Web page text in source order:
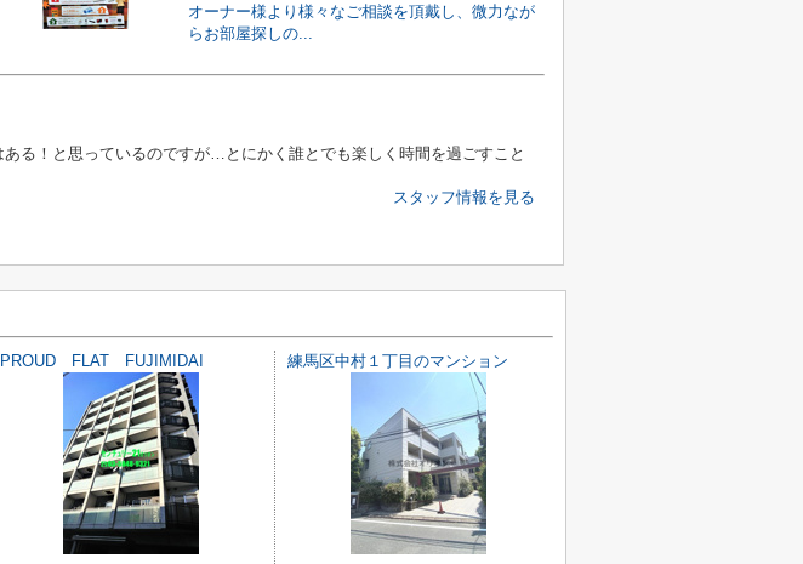
オーナー様より様々なご相談を頂戴し、微力なが
らお部屋探しの...
る！と思っているのですが…とにかく誰とでも楽しく時間を過ごすこと
スタッフ情報を見る
PROUD FLAT FUJIMIDAI 練馬区中村１丁目のマンション